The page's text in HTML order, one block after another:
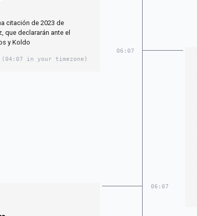
citación de 2023 de
que declararán ante el
y Koldo
(04:07 in your timezone)
06:07
06:07